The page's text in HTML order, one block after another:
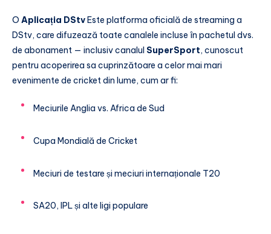
O Aplicația DStvEste platforma oficială de streaming a
DStv, care difuzează toate canalele incluse în pachetul dvs.
de abonament — inclusiv canalul SuperSport, cunoscut
pentru acoperirea sa cuprinzătoare a celor mai mari
evenimente de cricket din lume, cum ar fi:
Meciurile Anglia vs. Africa de Sud
Cupa Mondială de Cricket
Meciuri de testare și meciuri internaționale T20
SA20, IPL și alte ligi populare